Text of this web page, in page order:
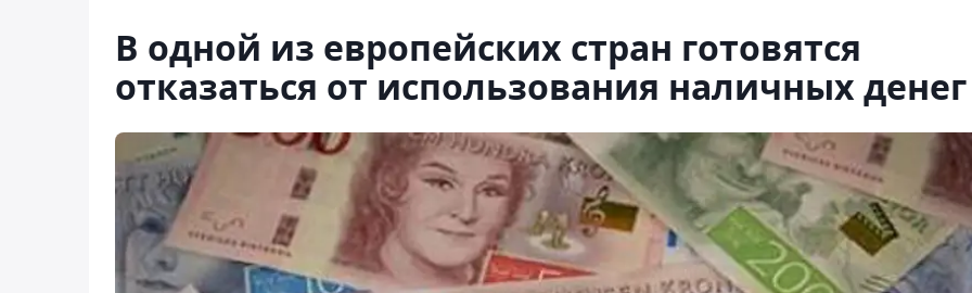
В одной из европейских стран готовятся
отказаться от использования наличных денег